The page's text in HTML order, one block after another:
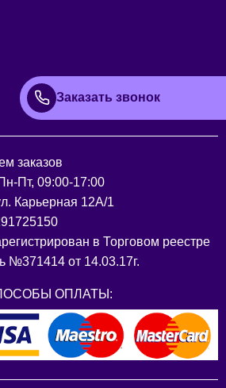
Заказать звонок
заказов
Пт, 09:00-17:00
Карьерная 12А/1
в Торговом реестре
№371414 от 14.03.17г.
ОПЛАТЫ: